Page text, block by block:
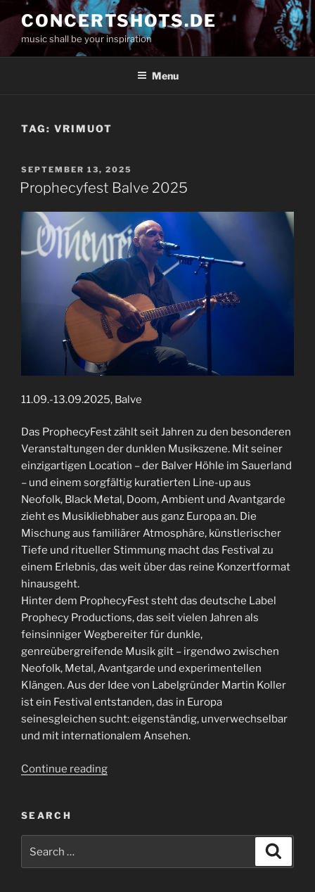
to
content
CONCERTSHOTS.DE
music shall be your inspiration
Menu
TAG: VRIMUOT
POSTED
ON
SEPTEMBER 13, 2025
Prophecyfest Balve 2025
11.09.-13.09.2025, Balve
Das ProphecyFest zählt seit Jahren zu den besonderen
Veranstaltungen der dunklen Musikszene. Mit seiner
einzigartigen Location – der Balver Höhle im Sauerland
– und einem sorgfältig kuratierten Line-up aus
Neofolk, Black Metal, Doom, Ambient und Avantgarde
zieht es Musikliebhaber aus ganz Europa an. Die
Mischung aus familiärer Atmosphäre, künstlerischer
Tiefe und ritueller Stimmung macht das Festival zu
einem Erlebnis, das weit über das reine Konzertformat
hinausgeht.
Hinter dem ProphecyFest steht das deutsche Label
Prophecy Productions, das seit vielen Jahren als
feinsinniger Wegbereiter für dunkle,
genreübergreifende Musik gilt – irgendwo zwischen
Neofolk, Metal, Avantgarde und experimentellen
Klängen. Aus der Idee von Labelgründer Martin Koller
ist ein Festival entstanden, das in Europa
seinesgleichen sucht: eigenständig, unverwechselbar
und mit internationalem Ansehen.
Continue reading“Prophecyfest
SEARCH
for: